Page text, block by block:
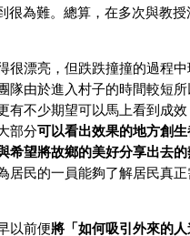
為難。總算，在多次與教
漂亮，但跌跌撞撞的過程中
由於進入村子的時間較短所
有不少期望可以馬上看到成
部分可以看出效果的地方創
希望將故鄉的美好分享出去
居民的一員能夠了解居民真
以前便將「如何吸引外來的